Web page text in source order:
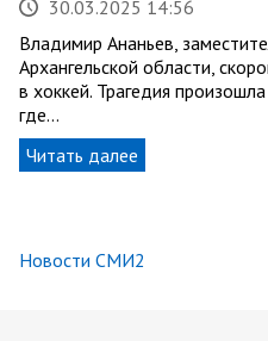
30.03.2025 14:56
Владимир Ананьев,
Архангельской области,
в хоккей. Трагедия
где…
Читать далее
Новости СМИ2